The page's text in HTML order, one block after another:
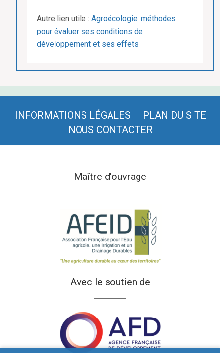
Autre lien utile :Agroécologie: méthodes
pour évaluer ses conditions de
développement et ses effets
INFORMATIONS LÉGALES
PLAN DU SITE
NOUS CONTACTER
Maître d’ouvrage
Avec le soutien de